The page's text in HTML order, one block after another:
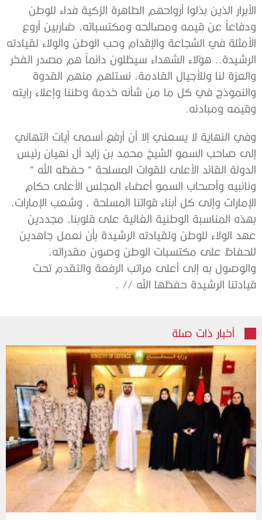
الأبرار الذين بذلوا أرواحهم الطاهرة الزكية فداء للوطن
ودفاعاً عن قيمه ومصالحه ومكتسباته، ضاربين أروع
الأمثلة في الشجاعة والإقدام وحب الوطن والولاء لقيادته
الرشيدة.. هؤلاء الشهداء سيظلون دائماً هم مصدر الفخر
والعزة لنا وللأجيال القادمة، نستلهم منهم القدوة
والنموذج في كل ما من شأنه خدمة وطننا وإعلاء رايته
وقيمه ومبادئه.
وفي النهاية لا يسعني إلا أن أرفع أسمى آيات التهاني
إلى صاحب السمو الشيخ محمد بن زايد آل نهيان رئيس
الدولة القائد الأعلى للقوات المسلحة “ حفظه الله “
ونائبيه وأصحاب السمو أعضاء المجلس الأعلى حكام
الإمارات وإلى كل أبناء قواتنا المسلحة ، وشعب الإمارات،
بهذه المناسبة الوطنية الغالية على قلوبنا، مجددين
عهد الولاء للوطن ولقيادته الرشيدة بأن نعمل جاهدين
للحفاظ على مكتسبات الوطن وصون مقدراته،
والوصول به إلى أعلى مراتب الرفعة والتقدم تحت
قيادتنا الرشيدة حفظها الله // .
أخبار ذات صلة